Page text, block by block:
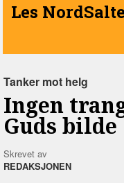
Les
Tanker mot helg
Ingen
Guds bilde
Skrevet av
REDAKSJONEN